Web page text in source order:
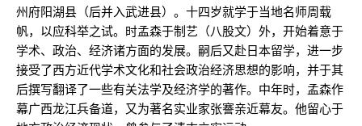
州府阳湖县（后并入武进县）。十四岁就学于当地名师周载
帆，以应科举之试。时孟森于制艺（八股文）外，开始着意于
学术、政治、经济诸方面的发展。嗣后又赴日本留学，进一步
接受了西方近代学术文化和社会政治经济思想的影响，并于其
后撰写翻译了一些有关法学及经济学的著作。中年时，孟森作
幕广西龙江兵备道，又为著名实业家张謇亲近幕友。他留心于